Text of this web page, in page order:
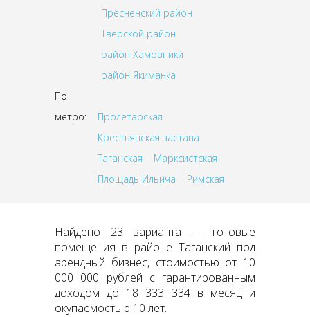
Пресненский район
Тверской район
район Хамовники
район Якиманка
По
метро:
Пролетарская
Крестьянская застава
Таганская
Марксистская
Площадь Ильича
Римская
Найдено 23 варианта — готовые
помещения в районе Таганский под
арендный бизнес, стоимостью от 10
000 000 рублей с гарантированным
доходом до 18 333 334 в месяц и
окупаемостью 10 лет.